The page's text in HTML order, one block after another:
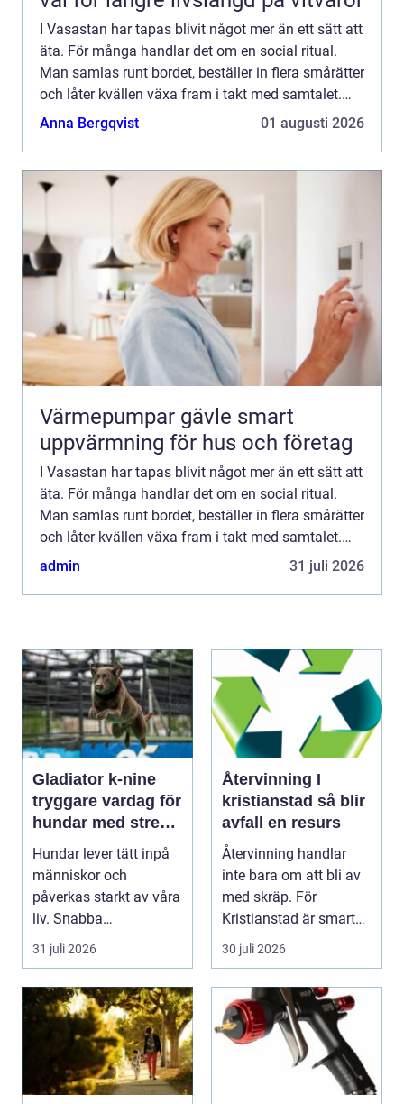
I Vasastan har tapas blivit något mer än ett sätt att
äta. För många handlar det om en social ritual.
Man samlas runt bordet, beställer in flera smårätter
och låter kvällen växa fram i takt med samtalet.
Tapas passar både spontana vardagskvällar och ...
Anna Bergqvist 01 augusti 2026
Värmepumpar gävle smart
uppvärmning för hus och företag
I Vasastan har tapas blivit något mer än ett sätt att
äta. För många handlar det om en social ritual.
Man samlas runt bordet, beställer in flera smårätter
och låter kvällen växa fram i takt med samtalet.
Tapas passar både spontana vardagskvällar och ...
admin 31 juli 2026
Gladiator k-nine
tryggare vardag för
hundar med stress
och oro
Hundar lever tätt inpå
människor och
påverkas starkt av våra
liv. Snabba
förändringar, höga ljud,
en...
31 juli 2026
Återvinning I
kristianstad så blir
avfall en resurs
Återvinning handlar
inte bara om att bli av
med skräp. För
Kristianstad är smart
avfallshantering en...
30 juli 2026